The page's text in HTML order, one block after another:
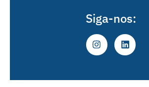
Siga-nos: